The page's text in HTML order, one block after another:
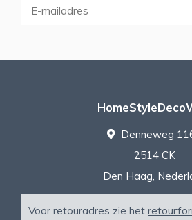
Denneweg
2514 CK
Den Haag,
Voor retouradres zie het